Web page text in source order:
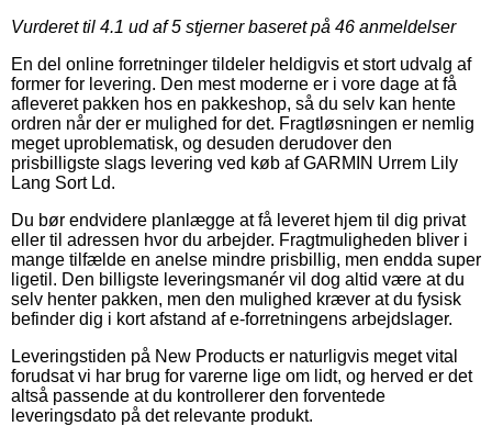
Vurderet til 4.1 ud af 5 stjerner baseret på 46 anmeldelser
En del online forretninger tildeler heldigvis et stort udvalg af
former for levering. Den mest moderne er i vore dage at få
afleveret pakken hos en pakkeshop, så du selv kan hente
ordren når der er mulighed for det. Fragtløsningen er nemlig
meget uproblematisk, og desuden derudover den
prisbilligste slags levering ved køb af GARMIN Urrem Lily
Lang Sort Ld.
Du bør endvidere planlægge at få leveret hjem til dig privat
eller til adressen hvor du arbejder. Fragtmuligheden bliver i
mange tilfælde en anelse mindre prisbillig, men endda super
ligetil. Den billigste leveringsmanér vil dog altid være at du
selv henter pakken, men den mulighed kræver at du fysisk
befinder dig i kort afstand af e-forretningens arbejdslager.
Leveringstiden på New Products er naturligvis meget vital
forudsat vi har brug for varerne lige om lidt, og herved er det
altså passende at du kontrollerer den forventede
leveringsdato på det relevante produkt.